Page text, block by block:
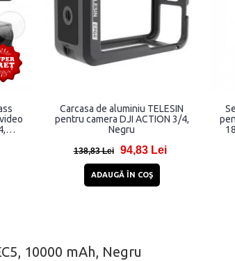
Carcasa de aluminiu TELESIN
pentru camera DJI ACTION 3/4,
Negru
138,83 Lei 94,83 Lei
ADAUGĂ ÎN COŞ
10000 mAh, Negru